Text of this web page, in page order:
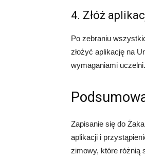
4. Złóż
Po zebraniu
złożyć aplikację na
wymaganiami
Zapisanie się do
aplikacji i
zimowy, które różnią